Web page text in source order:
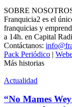
SOBRE
Franquicia2 es el
franquicias y
a 14h. en Capital
Contáctanos:
Pack Periódico |
Más historias
Actualidad
“No Mames